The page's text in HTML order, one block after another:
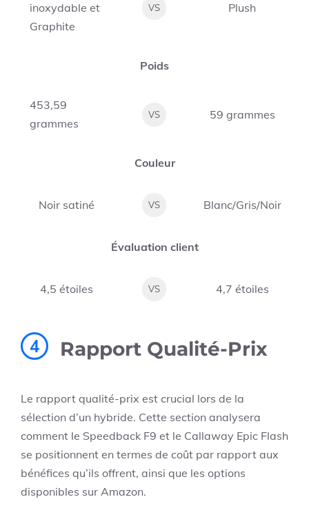
inoxydable et
Graphite
VS Plush
Poids
453,59
grammes
VS 59 grammes
Couleur
Noir satiné VS Blanc/Gris/Noir
Évaluation client
4,5 étoiles VS 4,7 étoiles
4 Rapport Qualité-Prix
Le rapport qualité-prix est crucial lors de la
sélection d’un hybride. Cette section analysera
comment le Speedback F9 et le Callaway Epic Flash
se positionnent en termes de coût par rapport aux
bénéfices qu’ils offrent, ainsi que les options
disponibles sur Amazon.